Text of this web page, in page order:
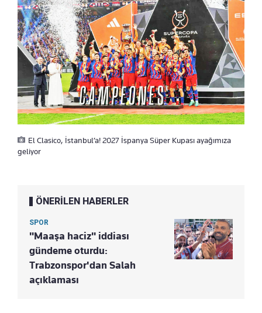
El Clasico, İstanbul’a! 2027 İspanya Süper Kupası ayağımıza
geliyor
ÖNERİLEN HABERLER
SPOR
"Maaşa haciz" iddiası
gündeme oturdu:
Trabzonspor'dan Salah
açıklaması